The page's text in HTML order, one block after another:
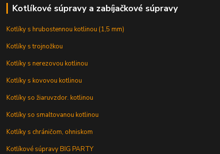
Kotlíkové súpravy a zabíjačkové súpravy
Kotlíky s hrubostennou kotlinou (1,5 mm)
Kotlíky s trojnožkou
Kotlíky s nerezovou kotlinou
Kotlíky s kovovou kotlinou
Kotlíky so žiaruvzdor. kotlinou
Kotlíky so smaltovanou kotlinou
Kotlíky s chráničom, ohniskom
Kotlíkové súpravy BIG PARTY